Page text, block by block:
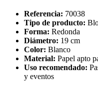
Referencia: 70038
Tipo de producto:
Forma: Redonda
Diámetro: 19 cm
Color: Blanco
Material: Papel apto
Uso recomendado:
y eventos